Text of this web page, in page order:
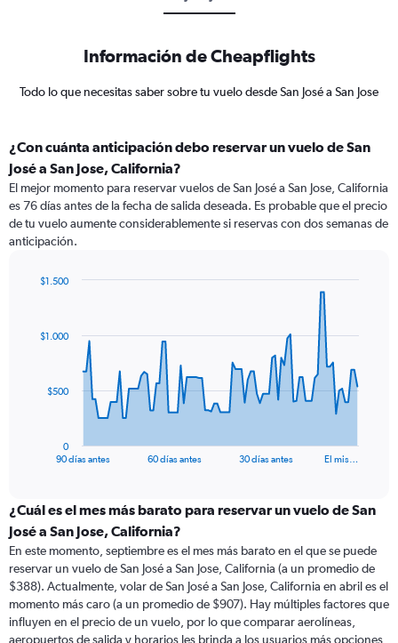
Información de Cheapflights
Todo lo que necesitas saber sobre tu vuelo desde San José a San Jose
¿Con cuánta anticipación debo reservar un vuelo de San
José a San Jose, California?
El mejor momento para reservar vuelos de San José a San Jose, California
es 76 días antes de la fecha de salida deseada. Es probable que el precio
de tu vuelo aumente considerablemente si reservas con dos semanas de
anticipación.
data
The
categories.
Range:
categories.
The
chart
has
1
90 días antes 60 días antes 30 días antes El mis…
0
$500
$1.000
$1.500
¿Cuál es el mes más barato para reservar un vuelo de San
José a San Jose, California?
En este momento, septiembre es el mes más barato en el que se puede
reservar un vuelo de San José a San Jose, California (a un promedio de
$388). Actualmente, volar de San José a San Jose, California en abril es el
momento más caro (a un promedio de $907). Hay múltiples factores que
influyen en el precio de un vuelo, por lo que comparar aerolíneas,
aeropuertos de salida y horarios les brinda a los usuarios más opciones